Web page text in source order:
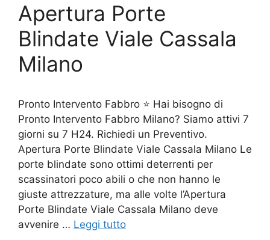
Apertura Porte
Blindate Viale Cassala
Milano
Pronto Intervento Fabbro ⭐ Hai bisogno di
Pronto Intervento Fabbro Milano? Siamo attivi 7
giorni su 7 H24. Richiedi un Preventivo.
Apertura Porte Blindate Viale Cassala Milano Le
porte blindate sono ottimi deterrenti per
scassinatori poco abili o che non hanno le
giuste attrezzature, ma alle volte l’Apertura
Porte Blindate Viale Cassala Milano deve
avvenire … Leggi tutto